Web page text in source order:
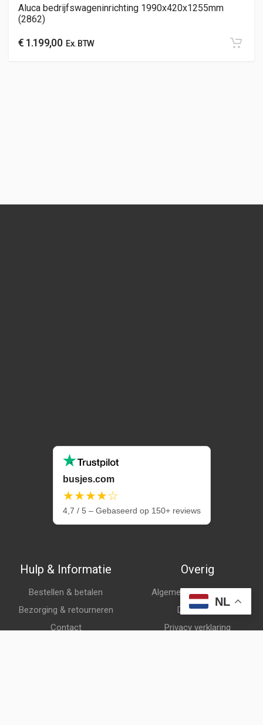
Aluca bedrijfswageninrichting 1990x420x1255mm
(2862)
€ 1.199,00Ex. BTW
busjes.com
★★★★☆
4,7 / 5 – Gebaseerd op 150+ reviews
Hulp & Informatie
Bestellen & betalen
Bezorging & retourneren
Contact
Overig
Algemene voorwaarden
Disclaimer
Privacy verklaring
NL